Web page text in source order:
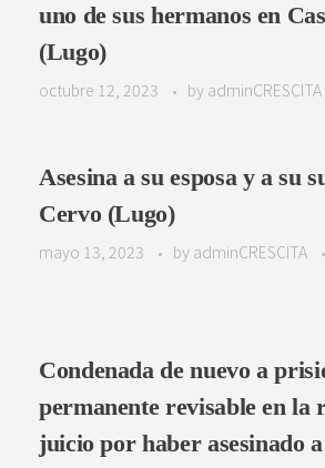
uno de sus hermanos en
(Lugo)
octubre 12, 2023 by adminCRESCITA
Asesina a su esposa y a su
Cervo (Lugo)
mayo 13, 2023 by adminCRESCITA
Condenada de nuevo a
permanente revisable en la
juicio por haber asesinado